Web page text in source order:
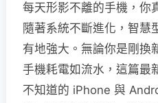
每天形影不離的手機，你
隨著系統不斷進化，智
有地強大。無論你是剛換
手機耗電如流水，這篇最
不知道的 iPhone 與